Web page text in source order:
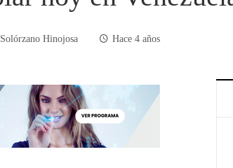
Hinojosa Hace 4 años